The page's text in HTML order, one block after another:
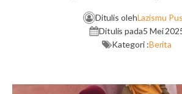
Ditulis olehLazismu
Ditulis pada5 Mei
Kategori :Berita